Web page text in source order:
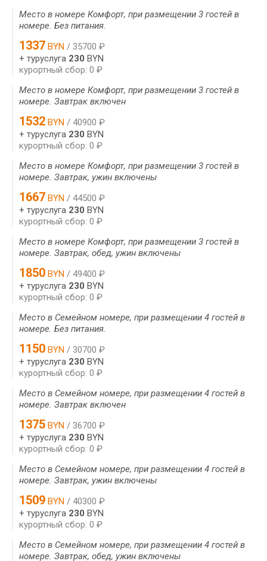
Место в номере Комфорт, при размещении 3 гостей в
номере. Без питания.
1337 BYN / 35700 ₽
+ туруслуга 230 BYN
курортный сбор: 0 ₽
Место в номере Комфорт, при размещении 3 гостей в
номере. Завтрак включен
1532 BYN / 40900 ₽
+ туруслуга 230 BYN
курортный сбор: 0 ₽
Место в номере Комфорт, при размещении 3 гостей в
номере. Завтрак, ужин включены
1667 BYN / 44500 ₽
+ туруслуга 230 BYN
курортный сбор: 0 ₽
Место в номере Комфорт, при размещении 3 гостей в
номере. Завтрак, обед, ужин включены
1850 BYN / 49400 ₽
+ туруслуга 230 BYN
курортный сбор: 0 ₽
Место в Семейном номере, при размещении 4 гостей в
номере. Без питания.
1150 BYN / 30700 ₽
+ туруслуга 230 BYN
курортный сбор: 0 ₽
Место в Семейном номере, при размещении 4 гостей в
номере. Завтрак включен
1375 BYN / 36700 ₽
+ туруслуга 230 BYN
курортный сбор: 0 ₽
Место в Семейном номере, при размещении 4 гостей в
номере. Завтрак, ужин включены
1509 BYN / 40300 ₽
+ туруслуга 230 BYN
курортный сбор: 0 ₽
Место в Семейном номере, при размещении 4 гостей в
номере. Завтрак, обед, ужин включены